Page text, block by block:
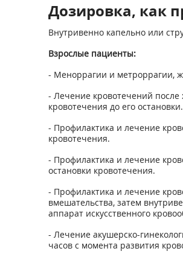
Дозировка, как
Внутривенно капельно или
Взрослые пациенты:
- Меноррагии и метроррагии,
- Лечение кровотечений после
кровотечения до его остановки.
- Профилактика и лечение
кровотечения.
- Профилактика и лечение
остановки кровотечения.
- Профилактика и лечение
вмешательства, затем
аппарат искусственного
- Лечение акушерско-
часов с момента развития